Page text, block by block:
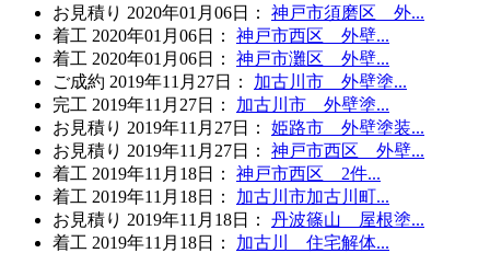
お見積り 2020年01月06日 ：
神戸市須磨区 外...
着工 2020年01月06日 ：
神戸市西区 外壁...
着工 2020年01月06日 ：
神戸市灘区 外壁...
ご成約 2019年11月27日 ：
加古川市 外壁塗...
完工 2019年11月27日 ：
加古川市 外壁塗...
お見積り 2019年11月27日 ：
姫路市 外壁塗装...
お見積り 2019年11月27日 ：
神戸市西区 外壁...
着工 2019年11月18日 ：
神戸市西区 2件...
着工 2019年11月18日 ：
加古川市加古川町...
お見積り 2019年11月18日 ：
丹波篠山 屋根塗...
着工 2019年11月18日 ：
加古川 住宅解体...